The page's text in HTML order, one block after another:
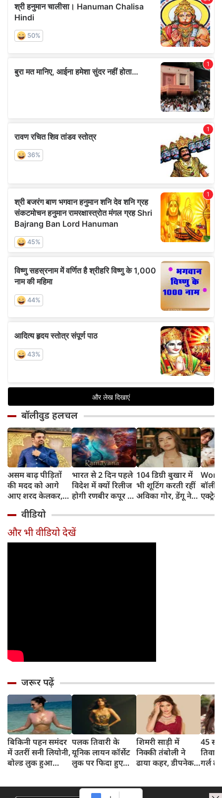
बॉलीवुड हलचल
असम बाढ़ पीड़ितों
की मदद को आगे
आए शरद केलकर,
साथ की भावुक
अपील
भारत से 2 दिन पहले
विदेश में क्यों रिलीज
होगी रणबीर कपूर की
मल्होत्रा ने बताया
रिलीज प्लान
104 डिग्री बुखार में
भी शूटिंग करती रहीं
अविका गोर, डेंगू ने
अस्पताल में भर्ती
प्यार
वीडियो
और भी वीडियो देखें
जरूर पढ़ें
बिकिनी पहन समंदर
में उतरीं सनी लियोनी,
बोल्ड लुक हुआ
पलक तिवारी के
यूनिक लायन कॉर्सेट
लुक पर फिदा हुए
शिमरी साड़ी में
निक्की तंबोली ने
ढाया कहर, डीपनेक
45
गर्ल